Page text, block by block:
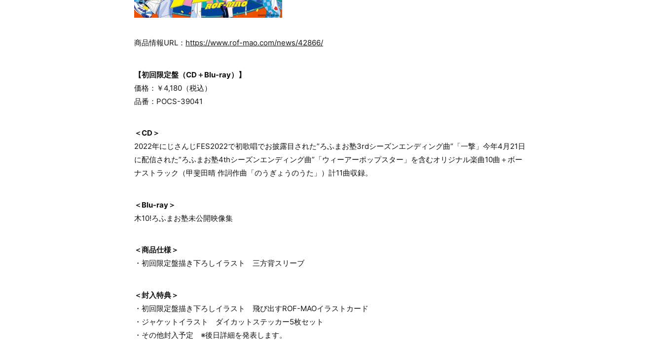
商品情報URL： https://www.rof-mao.com/news/42866/
【初回限定盤（CD＋Blu-ray）】
価格：￥4,180（税込）
品番：POCS-39041
＜CD＞
2022年にじさんじFES2022で初歌唱でお披露目された”ろふまお塾3rdシーズンエンディング曲”「一撃」今年4月21日
に配信された”ろふまお塾4thシーズンエンディング曲”「ウィーアーポップスター」を含むオリジナル楽曲10曲＋ボー
ナストラック（甲斐田晴 作詞作曲「のうぎょうのうた」）計11曲収録。
＜Blu-ray＞
木10!ろふまお塾未公開映像集
＜商品仕様＞
・初回限定盤描き下ろしイラスト 三方背スリーブ
＜封入特典＞
・初回限定盤描き下ろしイラスト 飛び出すROF-MAOイラストカード
・ジャケットイラスト ダイカットステッカー5枚セット
・その他封入予定 ※後日詳細を発表します。